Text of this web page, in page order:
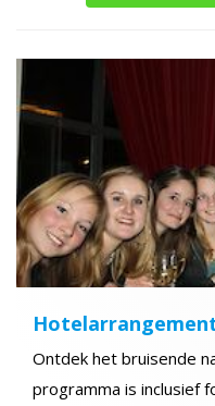
Ontdek het bruisende
programma is inclusief